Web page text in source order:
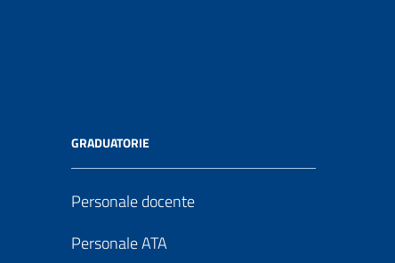
GRADUATORIE
Personale docente
Personale ATA